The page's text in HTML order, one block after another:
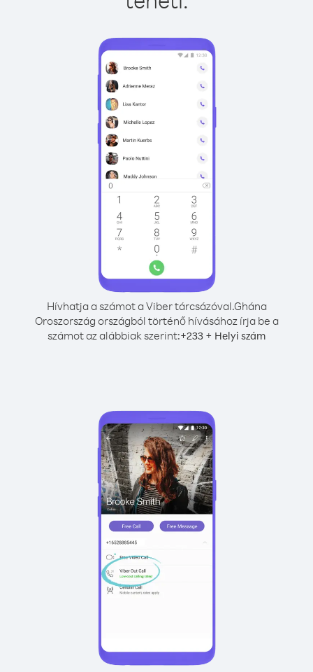
Hívhatja a számot a Viber tárcsázóval.Ghána
Oroszország országból történő hívásához írja be a
számot az alábbiak szerint:+233 + Helyi szám